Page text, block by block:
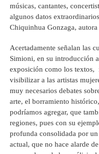
músicas, cantantes,
algunos datos
Chiquinhua Gonzaga,
Acertadamente señalan las
Simioni, en su introducción
exposición como los textos,
visibilizar a las artistas
muy necesarios debates
arte, el borramiento
podríamos agregar, que
regiones, pues con su
profunda consolidada por
actual, que no hace alarde